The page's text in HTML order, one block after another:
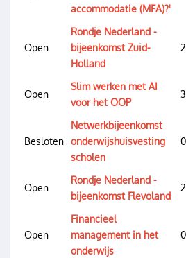
accommodatie (MFA)?'
Open
Rondje Nederland -
bijeenkomst Zuid-
Holland
Open
Slim werken met AI
voor het OOP
Besloten
Netwerkbijeenkomst
onderwijshuisvesting
scholen
Open
Rondje Nederland -
bijeenkomst Flevoland
Open
Financieel
management in het
onderwijs